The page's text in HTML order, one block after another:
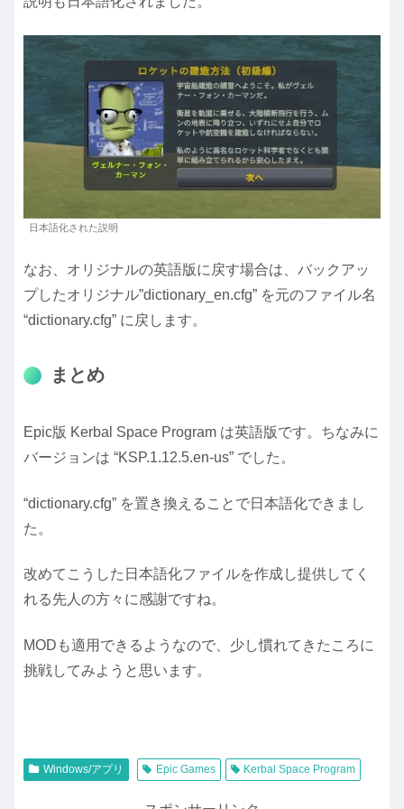
日本語化された説明
なお、オリジナルの英語版に戻す場合は、バックアッ
プしたオリジナル”dictionary_en.cfg” を元のファイル名
“dictionary.cfg” に戻します。
まとめ
Epic版 Kerbal Space Program は英語版です。ちなみに
バージョンは “KSP.1.12.5.en-us” でした。
“dictionary.cfg” を置き換えることで日本語化できまし
た。
改めてこうした日本語化ファイルを作成し提供してく
れる先人の方々に感謝ですね。
MODも適用できるようなので、少し慣れてきたころに
挑戦してみようと思います。
Windows/アプリ Epic Games Kerbal Space Program